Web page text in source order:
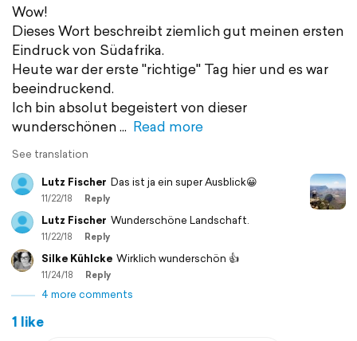
Wow!
Dieses Wort beschreibt ziemlich gut meinen ersten
Eindruck von Südafrika.
Heute war der erste "richtige" Tag hier und es war
beeindruckend.
Ich bin absolut begeistert von dieser
wunderschönen
Read more
See translation
Lutz Fischer Das ist ja ein super Ausblick😀
11/22/18 Reply
Lutz Fischer Wunderschöne Landschaft.
11/22/18 Reply
Silke Kühlcke Wirklich wunderschön 👍
11/24/18 Reply
4 more comments
1 like